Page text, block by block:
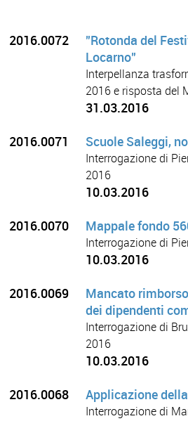
2016.0072
"Rotonda del
Locarno"
Interpellanza
2016 e risposta del
31.03.2016
2016.0071 Scuole Saleggi,
Interrogazione di
2016
10.03.2016
2016.0070 Mappale fondo
Interrogazione di
10.03.2016
2016.0069
Mancato
dei dipendenti
Interrogazione di
2016
10.03.2016
2016.0068 Applicazione
Interrogazione di